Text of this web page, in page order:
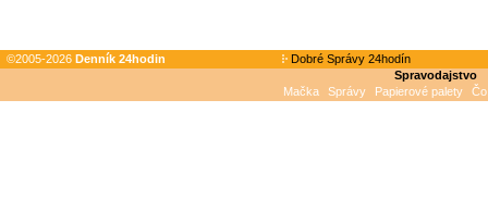
©2005-2026 Denník 24hodin
Dobré Správy 24hodín
Spravodajstvo
Mačka
Správy Papierové palety